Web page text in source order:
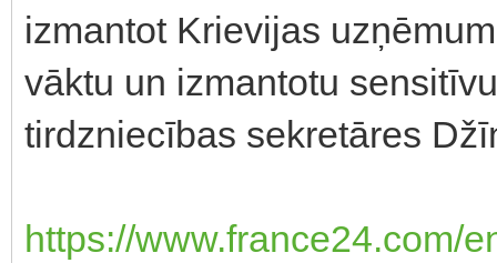
izmantot Krievijas
vāktu un izmantotu
tirdzniecības sekretāres
https://www.france24.com/